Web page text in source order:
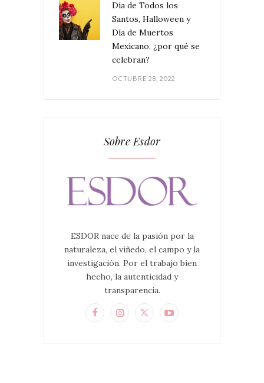
Día de Todos los
Santos, Halloween y
Día de Muertos
Mexicano, ¿por qué se
celebran?
OCTUBRE 28, 2022
Sobre Esdor
ESDOR nace de la pasión por la
naturaleza, el viñedo, el campo y la
investigación. Por el trabajo bien
hecho, la autenticidad y
transparencia.